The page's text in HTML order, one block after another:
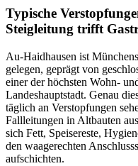
Typische
Steigleitung trifft
Au-Haidhausen ist
gelegen, geprägt von
einer der höchsten Wohn-
Landeshauptstadt. Genau
täglich an Verstopfungen
Fallleitungen in Altbauten
sich Fett, Speisereste,
den waagerechten
aufschichten.